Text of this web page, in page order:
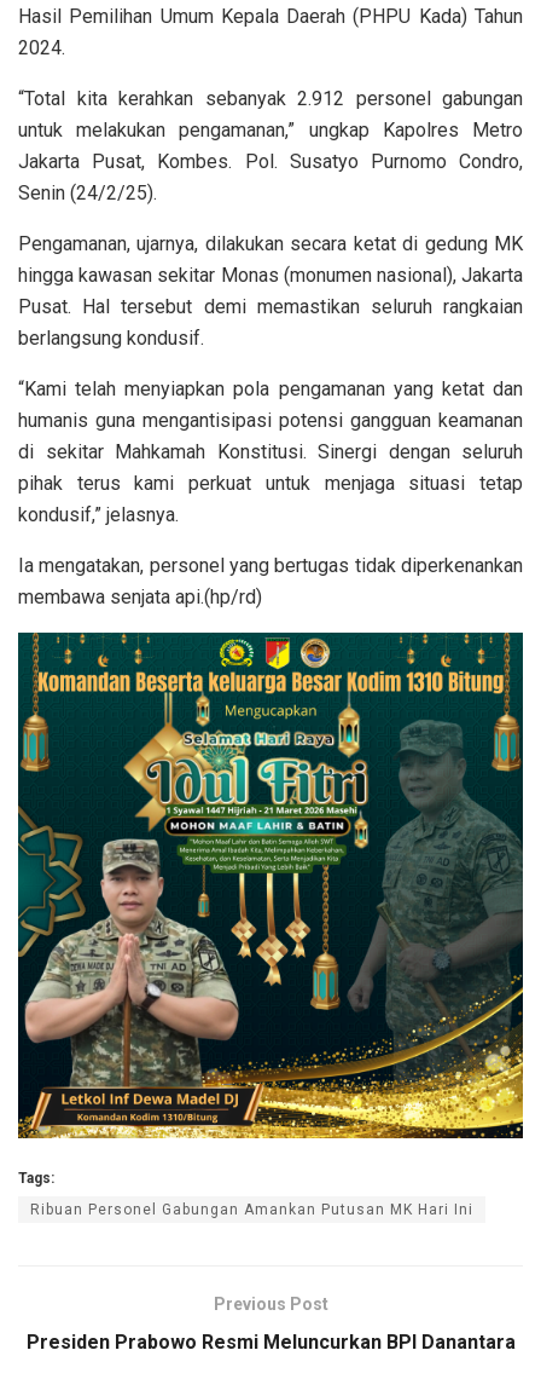
Hasil Pemilihan Umum Kepala Daerah (PHPU Kada) Tahun
2024.
“Total kita kerahkan sebanyak 2.912 personel gabungan
untuk melakukan pengamanan,” ungkap Kapolres Metro
Jakarta Pusat, Kombes. Pol. Susatyo Purnomo Condro,
Senin (24/2/25).
Pengamanan, ujarnya, dilakukan secara ketat di gedung MK
hingga kawasan sekitar Monas (monumen nasional), Jakarta
Pusat. Hal tersebut demi memastikan seluruh rangkaian
berlangsung kondusif.
“Kami telah menyiapkan pola pengamanan yang ketat dan
humanis guna mengantisipasi potensi gangguan keamanan
di sekitar Mahkamah Konstitusi. Sinergi dengan seluruh
pihak terus kami perkuat untuk menjaga situasi tetap
kondusif,” jelasnya.
Ia mengatakan, personel yang bertugas tidak diperkenankan
membawa senjata api.(hp/rd)
Tags:
Ribuan Personel Gabungan Amankan Putusan MK Hari Ini
Previous Post
Presiden Prabowo Resmi Meluncurkan BPI Danantara